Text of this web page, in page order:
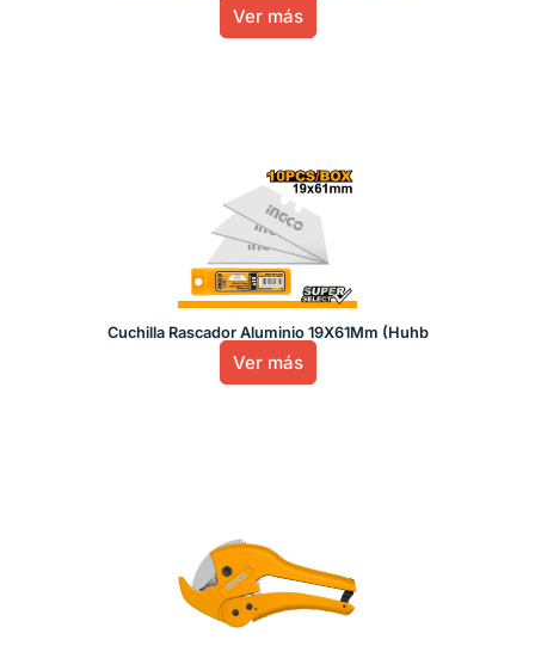
Ver más
Cuchilla Rascador Aluminio 19X61Mm (Huhb
Ver más